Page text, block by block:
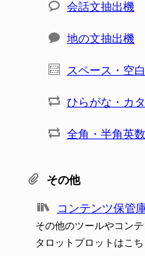
会話文抽出機
地の文抽出機
スペース・空
ひらがな・カ
全角・半角英
その他
コンテンツ保管
その他のツールやコン
タロットプロットはこ